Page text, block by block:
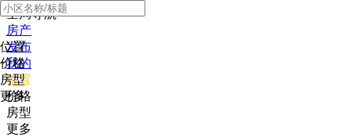
全局导航
房产
发布
我的
位置
价格
房型
更多
位置
价格
房型
更多